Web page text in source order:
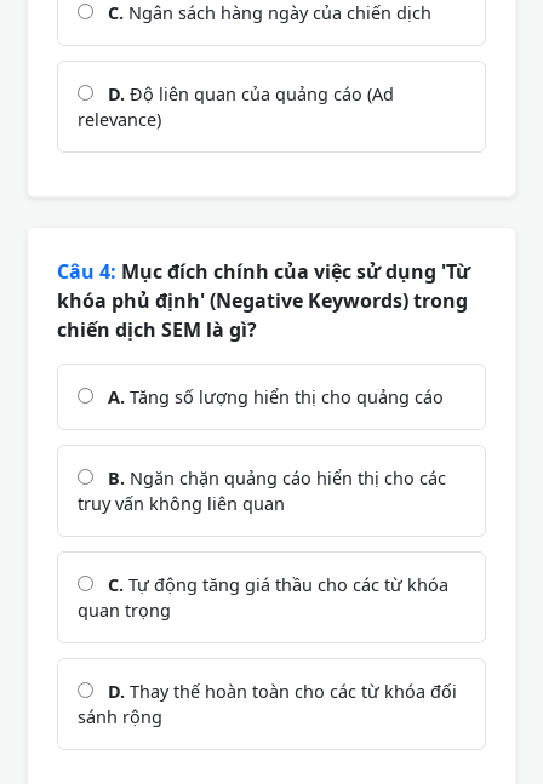
C. Ngân sách hàng ngày của chiến dịch
D. Độ liên quan của quảng cáo (Ad
relevance)
Câu 4: Mục đích chính của việc sử dụng 'Từ
khóa phủ định' (Negative Keywords) trong
chiến dịch SEM là gì?
A. Tăng số lượng hiển thị cho quảng cáo
B. Ngăn chặn quảng cáo hiển thị cho các
truy vấn không liên quan
C. Tự động tăng giá thầu cho các từ khóa
quan trọng
D. Thay thế hoàn toàn cho các từ khóa đối
sánh rộng